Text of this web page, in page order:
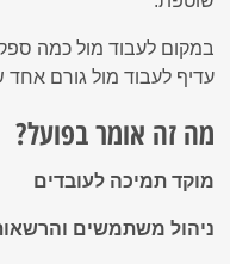
במקום לעבוד מול כמה
עדיף לעבוד מול גורם
מה זה אומר בפועל?
מוקד תמיכה לעובדים
ניהול משתמשים